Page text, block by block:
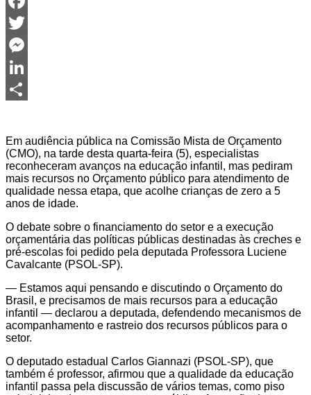
Facebook
Twitter
Messenger
LinkedIn
Em audiência pública na Comissão Mista de Orçamento
(CMO), na tarde desta quarta-feira (5), especialistas
reconheceram avanços na educação infantil, mas pediram
mais recursos no Orçamento público para atendimento de
qualidade nessa etapa, que acolhe crianças de zero a 5
anos de idade.
O debate sobre o financiamento do setor e a execução
orçamentária das políticas públicas destinadas às creches e
pré-escolas foi pedido pela deputada Professora Luciene
Cavalcante (PSOL-SP).
— Estamos aqui pensando e discutindo o Orçamento do
Brasil, e precisamos de mais recursos para a educação
infantil — declarou a deputada, defendendo mecanismos de
acompanhamento e rastreio dos recursos públicos para o
setor.
O deputado estadual Carlos Giannazi (PSOL-SP), que
também é professor, afirmou que a qualidade da educação
infantil passa pela discussão de vários temas, como piso